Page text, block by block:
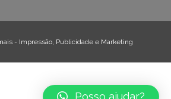
- Impressão, Publicidade e Marketing
Posso ajudar?